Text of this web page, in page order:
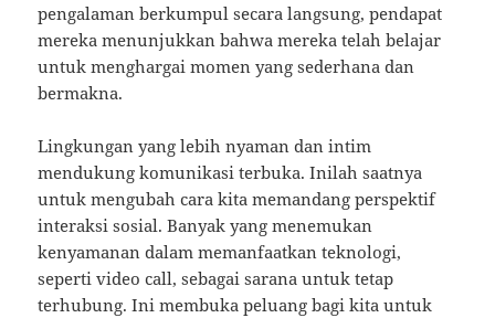
pengalaman berkumpul secara langsung, pendapat
mereka menunjukkan bahwa mereka telah belajar
untuk menghargai momen yang sederhana dan
bermakna.
Lingkungan yang lebih nyaman dan intim
mendukung komunikasi terbuka. Inilah saatnya
untuk mengubah cara kita memandang perspektif
interaksi sosial. Banyak yang menemukan
kenyamanan dalam memanfaatkan teknologi,
seperti video call, sebagai sarana untuk tetap
terhubung. Ini membuka peluang bagi kita untuk